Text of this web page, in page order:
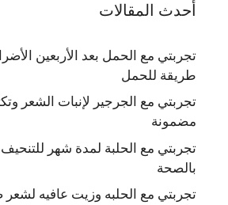
أحدث المقالات
تجربتي مع الحمل بعد الأربعين
طريقة للحمل
تجربتي مع الجرجير لإنبات الشعر
مضمونة
تجربتي مع الحلبة لمدة شهر للتنحيف
بالصحة
تجربتي مع الحلبه وزيت عافيه